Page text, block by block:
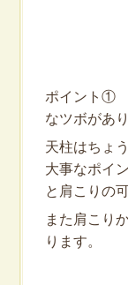
ポイント①
なツボがあり
天柱はちょ
大事なポイ
と肩こりの
また肩こり
ります。